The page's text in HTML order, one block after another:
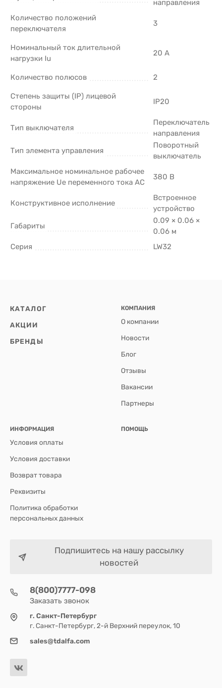
направления
Количество положений
переключателя
3
Номинальный ток длительной
нагрузки Iu
20 А
Количество полюсов 2
Степень защиты (IP) лицевой
стороны
IP20
Тип выключателя
Переключатель
направления
Тип элемента управления
Поворотный
выключатель
Максимальное номинальное рабочее
напряжение Ue переменного тока AC
380 В
Конструктивное исполнение
Встроенное
устройство
Габариты
0.09 × 0.06 ×
0.06 м
Серия
LW32
КАТАЛОГ
АКЦИИ
БРЕНДЫ
КОМПАНИЯ
О компании
Новости
Блог
Отзывы
Вакансии
Партнеры
ИНФОРМАЦИЯ
Условия оплаты
Условия доставки
Возврат товара
Реквизиты
Политика обработки
персональных данных
ПОМОЩЬ
Подпишитесь на нашу рассылку
новостей
8(800)7777-098
Заказать звонок
г. Санкт-Петербург
г. Санкт-Петербург, 2-й Верхний переулок, 10
sales@tdalfa.com